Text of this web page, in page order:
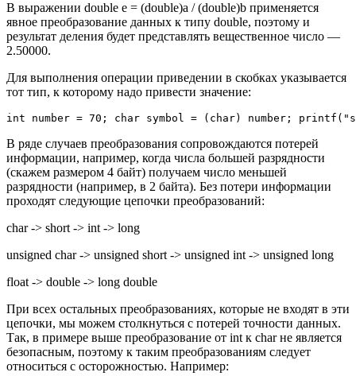
В выражении double e = (double)a / (double)b применяется
явное преобразование данных к типу double, поэтому и
результат деления будет представлять вещественное число —
2.50000.
Для выполнения операции приведении в скобках указывается
тот тип, к которому надо привести значение:
int number = 70; char symbol = (char) number;
В ряде случаев преобразования сопровождаются потерей
информации, например, когда числа большей разрядности
(скажем размером 4 байт) получаем число меньшей
разрядности (например, в 2 байта). Без потери информации
проходят следующие цепочки преобразований:
char -> short -> int -> long
unsigned char -> unsigned short -> unsigned int -> unsigned long
float -> double -> long double
При всех остальных преобразованиях, которые не входят в эти
цепочки, мы можем столкнуться с потерей точности данных.
Так, в примере выше преобразование от int к char не является
безопасным, поэтому к таким преобразованиям следует
относиться с осторожностью. Например: